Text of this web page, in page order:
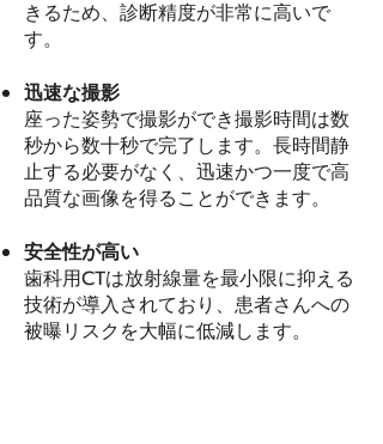
きるため、診断精度が非常に高いで
す。
迅速な撮影
座った姿勢で撮影ができ撮影時間は数
秒から数十秒で完了します。長時間静
止する必要がなく、迅速かつ一度で高
品質な画像を得ることができます。
安全性が高い
歯科用CTは放射線量を最小限に抑える
技術が導入されており、患者さんへの
被曝リスクを大幅に低減します。